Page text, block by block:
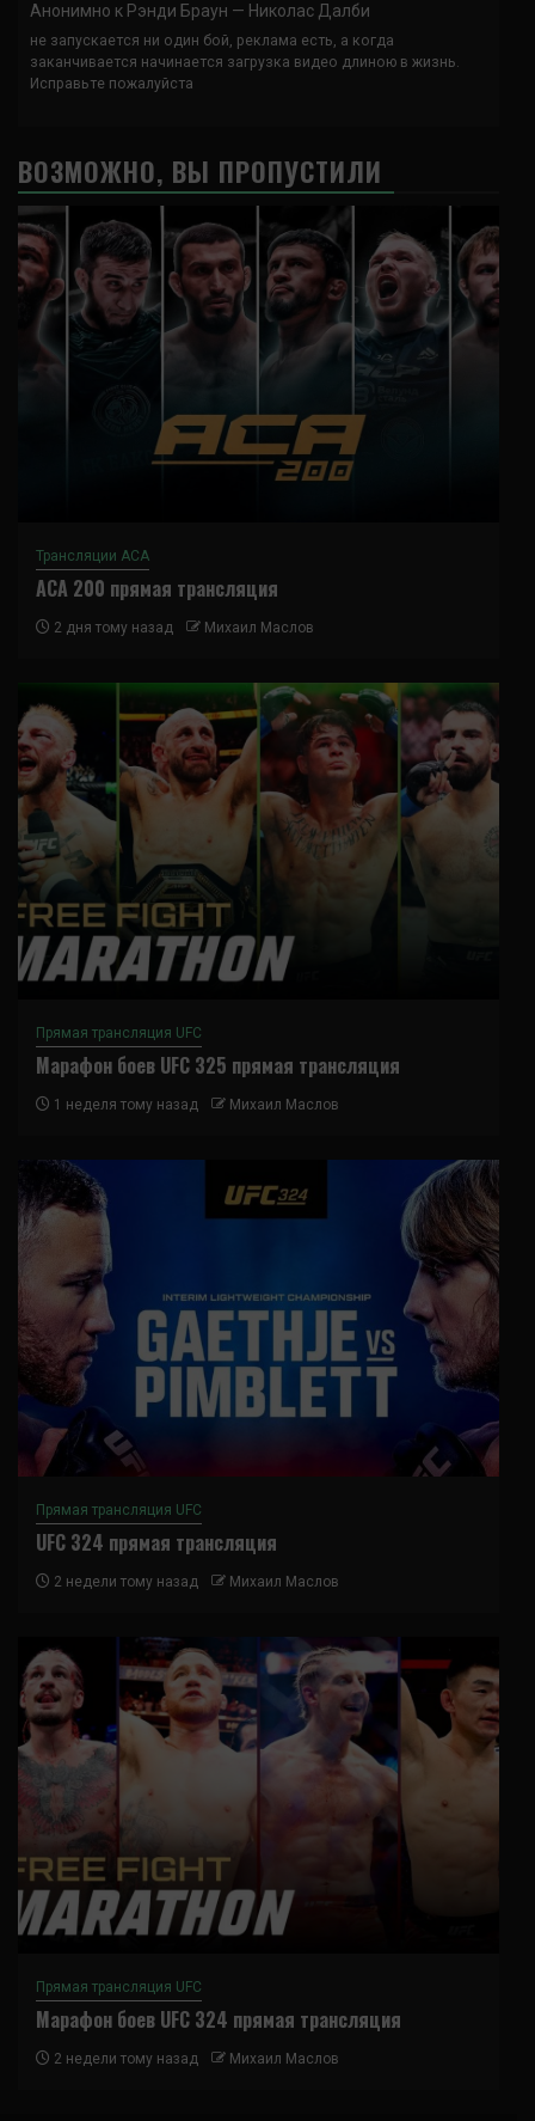
Анонимно к Рэнди Браун — Николас Далби
не запускается ни один бой, реклама есть, а когда
заканчивается начинается загрузка видео длиною в жизнь.
Исправьте пожалуйста
ВОЗМОЖНО, ВЫ ПРОПУСТИЛИ
Трансляции ACA
ACA 200 прямая трансляция
2 дня тому назад Михаил Маслов
Прямая трансляция UFC
Марафон боев UFC 325 прямая трансляция
1 неделя тому назад Михаил Маслов
Прямая трансляция UFC
UFC 324 прямая трансляция
2 недели тому назад Михаил Маслов
Прямая трансляция UFC
Марафон боев UFC 324 прямая трансляция
2 недели тому назад Михаил Маслов